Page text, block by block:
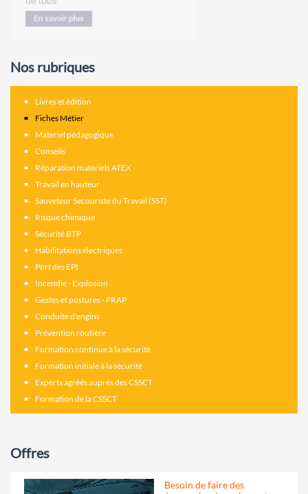
Nos rubriques
Livres et édition
Fiches Métier
Materiel pédagogique
Conseils
Réparation matériels ATEX
Travail en hauteur
Sauveteur Secouriste du Travail (SST)
Risque chimique
Sécurité BTP
Habilitations électriques
Port des EPI
Incendie - Explosion
Gestes et postures - PRAP
Conduite d'engins
Prévention routière
Formation continue à la sécurité
Formation initiale à la sécurité
Experts agréés auprés des CSSCT
Formation de la CSSCT
Offres
Besoin de faire des